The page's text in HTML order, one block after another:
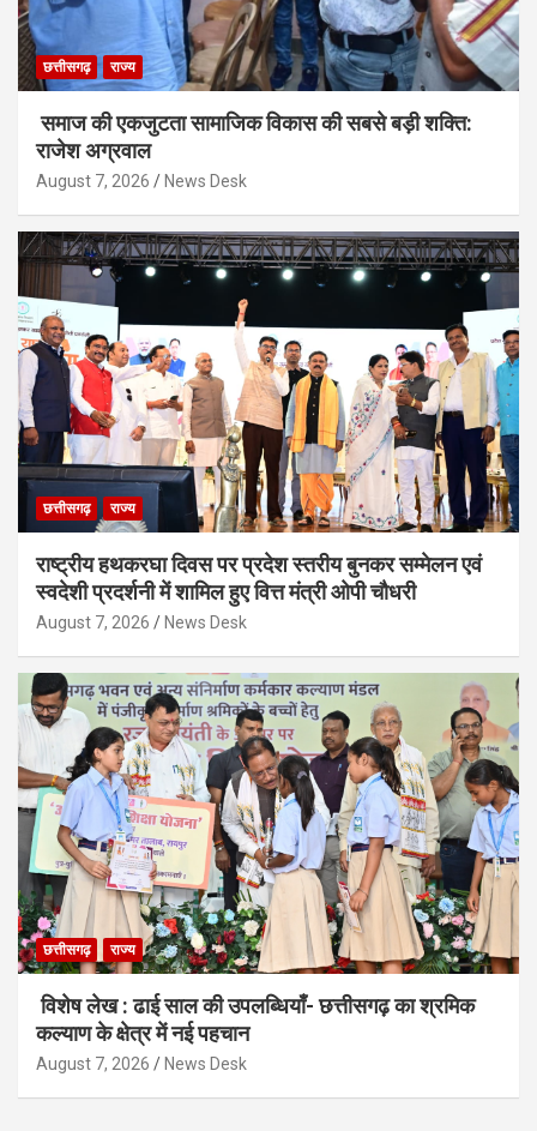
छत्तीसगढ़ राज्य
समाज की एकजुटता सामाजिक विकास की सबसे बड़ी शक्ति:
राजेश अग्रवाल
August 7, 2026 News Desk
छत्तीसगढ़ राज्य
राष्ट्रीय हथकरघा दिवस पर प्रदेश स्तरीय बुनकर सम्मेलन एवं
स्वदेशी प्रदर्शनी में शामिल हुए वित्त मंत्री ओपी चौधरी
August 7, 2026 News Desk
छत्तीसगढ़ राज्य
विशेष लेख : ढाई साल की उपलब्धियाँ- छत्तीसगढ़ का श्रमिक
कल्याण के क्षेत्र में नई पहचान
August 7, 2026 News Desk